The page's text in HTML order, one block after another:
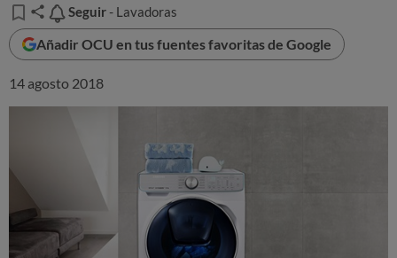
Seguir
Seguir - Lavadoras
Añadir OCU en tus fuentes favoritas de Google
14 agosto 2018